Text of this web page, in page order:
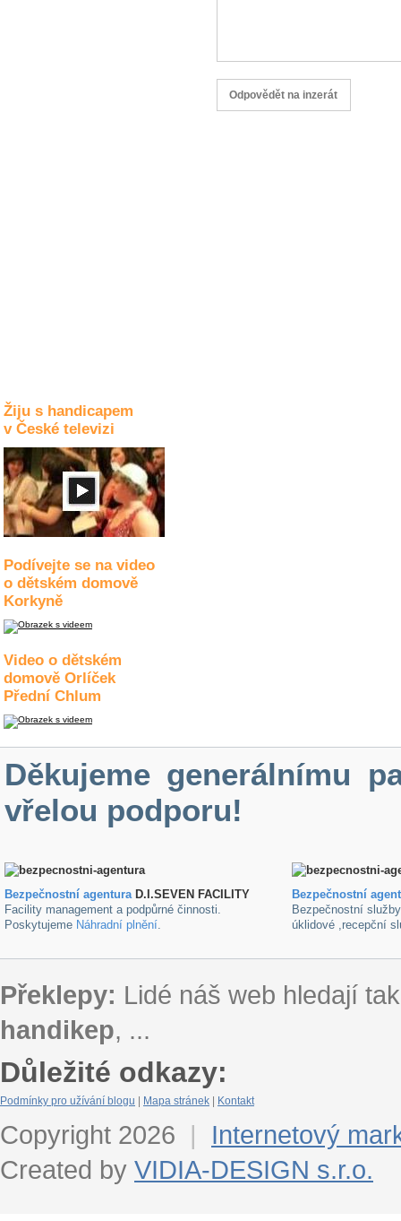
Žiju s handicapem
v České televizi
Podívejte se na video
o dětském domově
Korkyně
Video o dětském
domově Orlíček
Přední Chlum
Děkujeme generálnímu
vřelou podporu!
Bezpečnostní agenturaD.I.SEVEN FACILITY
Facility management a podpůrné činnosti.
Poskytujeme Náhradní plnění.
Bezpečnostní
Bezpečnostní
úklidové ,recepční
Překlepy: Lidé náš web hledají
handikep, ...
Důležité odkazy:
Podmínky pro užívání blogu Mapa stránek Kontakt
Copyright 2026 |
Internetový
Created by VIDIA-DESIGN s.r.o.